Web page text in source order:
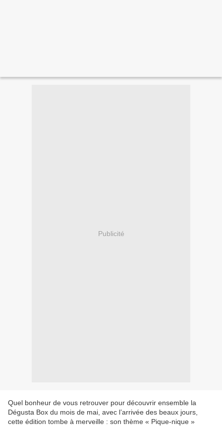
Publicité
Quel bonheur de vous retrouver pour découvrir ensemble la
Dégusta Box du mois de mai, avec l’arrivée des beaux jours,
cette édition tombe à merveille : son thème « Pique-nique »